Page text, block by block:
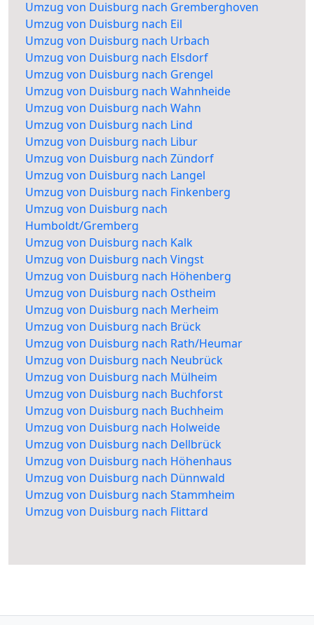
Umzug von Duisburg nach Gremberghoven
Umzug von Duisburg nach Eil
Umzug von Duisburg nach Urbach
Umzug von Duisburg nach Elsdorf
Umzug von Duisburg nach Grengel
Umzug von Duisburg nach Wahnheide
Umzug von Duisburg nach Wahn
Umzug von Duisburg nach Lind
Umzug von Duisburg nach Libur
Umzug von Duisburg nach Zündorf
Umzug von Duisburg nach Langel
Umzug von Duisburg nach Finkenberg
Umzug von Duisburg nach
Humboldt/Gremberg
Umzug von Duisburg nach Kalk
Umzug von Duisburg nach Vingst
Umzug von Duisburg nach Höhenberg
Umzug von Duisburg nach Ostheim
Umzug von Duisburg nach Merheim
Umzug von Duisburg nach Brück
Umzug von Duisburg nach Rath/Heumar
Umzug von Duisburg nach Neubrück
Umzug von Duisburg nach Mülheim
Umzug von Duisburg nach Buchforst
Umzug von Duisburg nach Buchheim
Umzug von Duisburg nach Holweide
Umzug von Duisburg nach Dellbrück
Umzug von Duisburg nach Höhenhaus
Umzug von Duisburg nach Dünnwald
Umzug von Duisburg nach Stammheim
Umzug von Duisburg nach Flittard